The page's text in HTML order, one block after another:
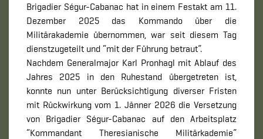
Brigadier Ségur-Cabanac hat in einem Festakt am 11.
Dezember 2025 das Kommando über die
Militärakademie übernommen, war seit diesem Tag
dienstzugeteilt und “mit der Führung betraut”.
Nachdem Generalmajor Karl Pronhagl mit Ablauf des
Jahres 2025 in den Ruhestand übergetreten ist,
konnte nun unter Berücksichtigung diverser Fristen
mit Rückwirkung vom 1. Jänner 2026 die Versetzung
von Brigadier Ségur-Cabanac auf den Arbeitsplatz
“Kommandant Theresianische Militärkademie”